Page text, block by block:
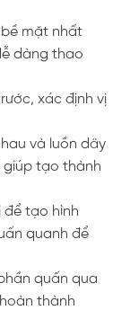
mặt nhất
dàng thao
xác định vị
và luồn dây
giúp tạo thành
để tạo hình
quanh để
quấn qua
thành